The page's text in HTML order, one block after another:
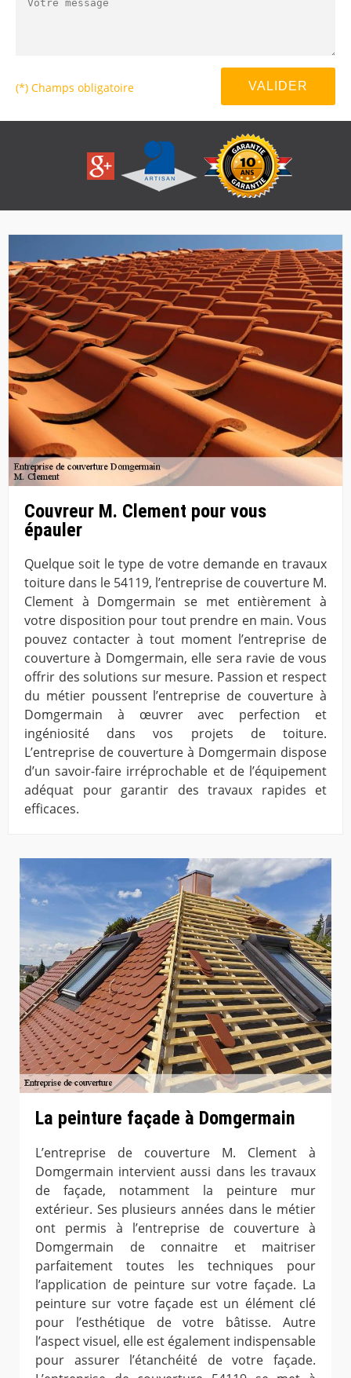
(*) Champs obligatoire
Couvreur M. Clement pour vous
épauler
Quelque soit le type de votre demande en travaux
toiture dans le 54119, l’entreprise de couverture M.
Clement à Domgermain se met entièrement à
votre disposition pour tout prendre en main. Vous
pouvez contacter à tout moment l’entreprise de
couverture à Domgermain, elle sera ravie de vous
offrir des solutions sur mesure. Passion et respect
du métier poussent l’entreprise de couverture à
Domgermain à œuvrer avec perfection et
ingéniosité dans vos projets de toiture.
L’entreprise de couverture à Domgermain dispose
d’un savoir-faire irréprochable et de l’équipement
adéquat pour garantir des travaux rapides et
efficaces.
La peinture façade à Domgermain
L’entreprise de couverture M. Clement à
Domgermain intervient aussi dans les travaux
de façade, notamment la peinture mur
extérieur. Ses plusieurs années dans le métier
ont permis à l’entreprise de couverture à
Domgermain de connaitre et maitriser
parfaitement toutes les techniques pour
l’application de peinture sur votre façade. La
peinture sur votre façade est un élément clé
pour l’esthétique de votre bâtisse. Autre
l’aspect visuel, elle est également indispensable
pour assurer l’étanchéité de votre façade.